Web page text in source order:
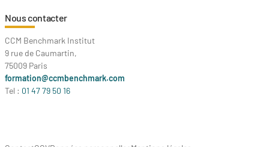
Nous contacter
CCM Benchmark Institut
9 rue de Caumartin,
75009 Paris
formation@ccmbenchmark.com
Tel : 01 47 79 50 16